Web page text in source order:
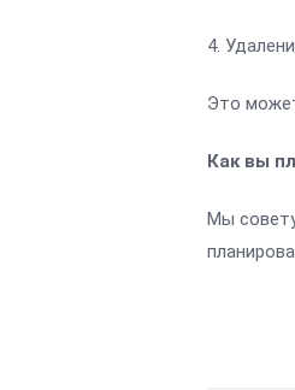
4.
Это
Как вы
Мы